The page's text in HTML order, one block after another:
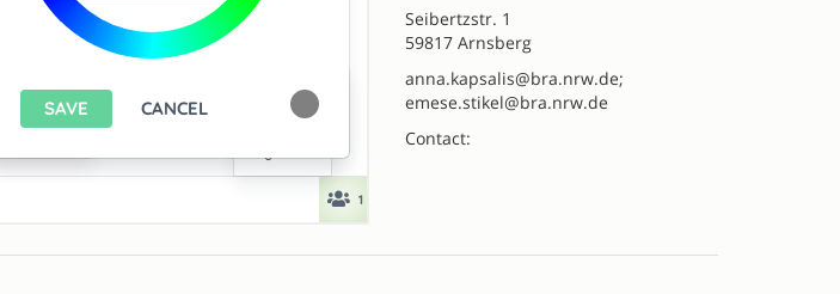
Seibertzstr. 1
59817 Arnsberg
anna.kapsalis@bra.nrw.de;
emese.stikel@bra.nrw.de
Contact: